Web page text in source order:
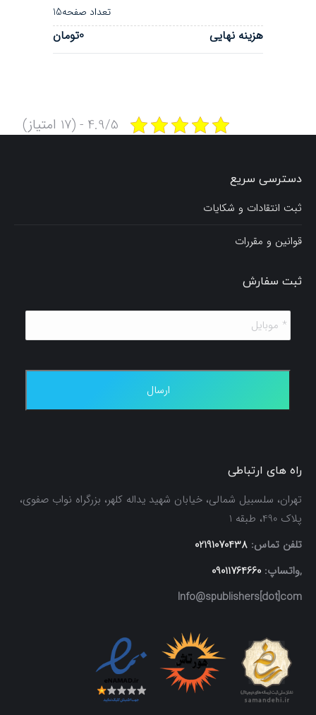
تعداد صفحه15
هزینه نهایی 0تومان
4.9/5 - (17 امتیاز)
دسترسی سریع
ثبت انتقادات و شکایات
قوانین و مقررات
ثبت سفارش
*
موبایل *
راه های ارتباطی
تهران، سلسبیل شمالی، خیابان شهید یداله کلهر، بزرگراه نواب صفوی،
پلاک 490، طبقه 1
تلفن تماس: 02191070438
,واتساپ: 09011764660
Info@spublishers[dot]com